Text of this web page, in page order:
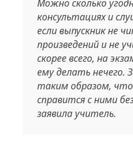
Можно сколько
консультациях и
если выпускник не
произведений и не
скорее всего, на
ему делать нечего.
таким образом,
справится с ними
заявила учитель.